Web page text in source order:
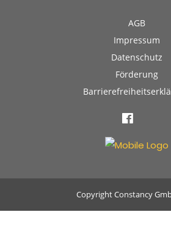
AGB
Impressum
Datenschutz
Förderung
Copyright Constancy